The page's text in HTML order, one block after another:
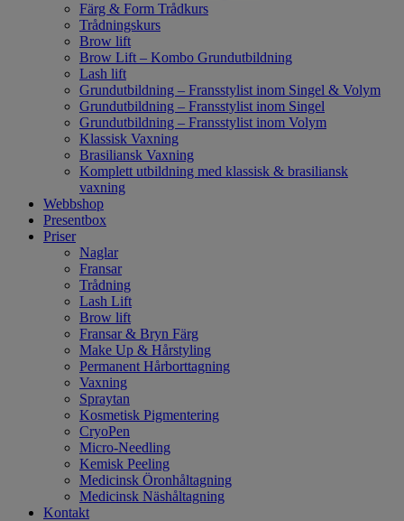
Färg & Form Trådkurs
Trådningskurs
Brow lift
Brow Lift – Kombo Grundutbildning
Lash lift
Grundutbildning – Fransstylist inom Singel & Volym
Grundutbildning – Fransstylist inom Singel
Grundutbildning – Fransstylist inom Volym
Klassisk Vaxning
Brasiliansk Vaxning
Komplett utbildning med klassisk & brasiliansk
vaxning
Webbshop
Presentbox
Priser
Naglar
Fransar
Trådning
Lash Lift
Brow lift
Fransar & Bryn Färg
Make Up & Hårstyling
Permanent Hårborttagning
Vaxning
Spraytan
Kosmetisk Pigmentering
CryoPen
Micro-Needling
Kemisk Peeling
Medicinsk Öronhåltagning
Medicinsk Näshåltagning
Kontakt